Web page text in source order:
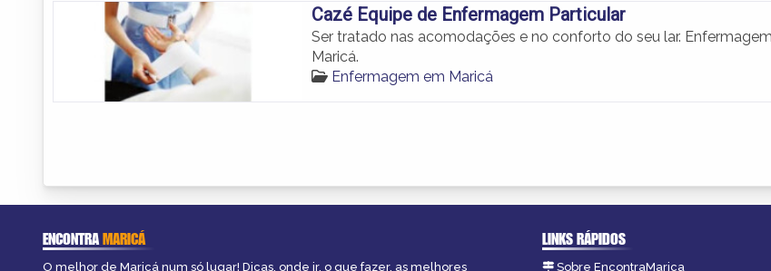
Cazé Equipe de Enfermagem Particular
Ser tratado nas acomodações e no conforto do seu lar.
Maricá.
Enfermagem em Maricá
ENCONTRAMARICÁ
O melhor de Maricá num só lugar! Dicas, onde ir, o que fazer, as melhores
LINKS RÁPIDOS
Sobre EncontraMarica